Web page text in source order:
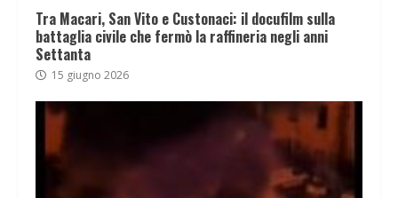
Tra Macari, San Vito e Custonaci: il docufilm sulla
battaglia civile che fermò la raffineria negli anni
Settanta
15 giugno 2026